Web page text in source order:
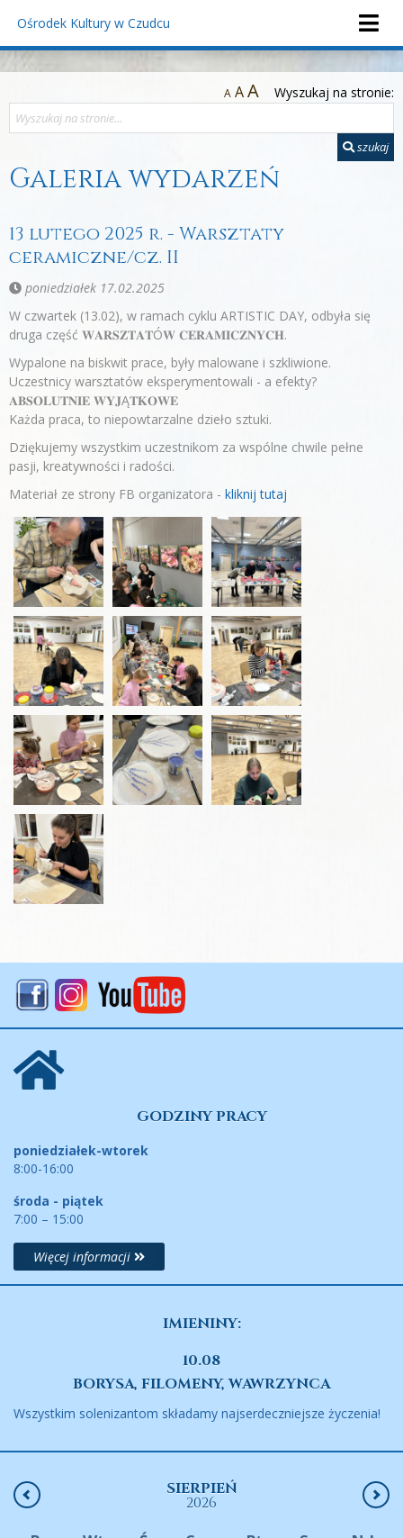
Ośrodek Kultury w Czudcu
GODZINY PRACY
poniedziałek-wtorek
8:00-16:00
środa - piątek
7:00 – 15:00
Więcej informacji
IMIENINY:
10.08
BORYSA, FILOMENY, WAWRZYNCA
Wszystkim solenizantom składamy najserdeczniejsze życzenia!
SIERPIEŃ
2026
A AA Wyszukaj na stronie:
szukaj
Galeria wydarzeń
13 lutego 2025 r. - Warsztaty
ceramiczne/cz. II
poniedziałek 17.02.2025
W czwartek (13.02), w ramach cyklu ARTISTIC DAY, odbyła się
druga część 𝐖𝐀𝐑𝐒𝐙𝐓𝐀𝐓Ó𝐖 𝐂𝐄𝐑𝐀𝐌𝐈𝐂𝐙𝐍𝐘𝐂𝐇.
Wypalone na biskwit prace, były malowane i szkliwione.
Uczestnicy warsztatów eksperymentowali - a efekty?
𝐀𝐁𝐒𝐎𝐋𝐔𝐓𝐍𝐈𝐄 𝐖𝐘𝐉Ą𝐓𝐊𝐎𝐖𝐄
Każda praca, to niepowtarzalne dzieło sztuki.
Dziękujemy wszystkim uczestnikom za wspólne chwile pełne
pasji, kreatywności i radości.
Materiał ze strony FB organizatora - kliknij tutaj